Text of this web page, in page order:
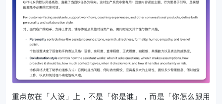
重点放在「人设」上，不是「你是谁」，而是「你怎么跟用